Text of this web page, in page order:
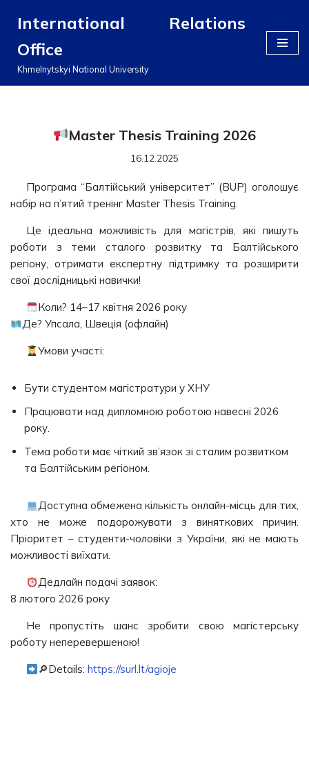
до
вмісту
International Relations
Office
Khmelnytskyi National University
Master Thesis Training 2026
16.12.2025
Програма “Балтійський університет” (BUP) оголошує
набір на п’ятий тренінг Master Thesis Training.
Це ідеальна можливість для магістрів, які пишуть
роботи з теми сталого розвитку та Балтійського
регіону, отримати експертну підтримку та розширити
свої дослідницькі навички!
Коли? 14–17 квітня 2026 року
Де? Упсала, Швеція (офлайн)
Умови участі:
Бути студентом магістратури у ХНУ
Працювати над дипломною роботою навесні 2026
року.
Тема роботи має чіткий зв’язок зі сталим розвитком
та Балтійським регіоном.
Доступна обмежена кількість онлайн-місць для тих,
хто не може подорожувати з виняткових причин.
Пріоритет – студенти-чоловіки з України, які не мають
можливості виїхати.
Дедлайн подачі заявок:
8 лютого 2026 року
Не пропустіть шанс зробити свою магістерську
роботу неперевершеною!
🔎Details: https://surl.lt/agioje